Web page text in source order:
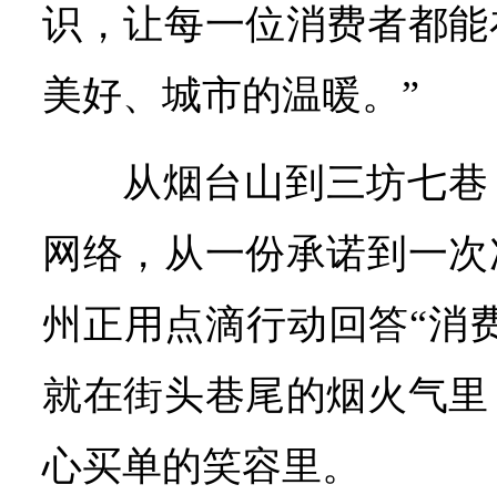
识，让每一位消费者都
美好、城市的温暖。”
从烟台山到三坊七
网络，从一份承诺到一
州正用点滴行动回答“消
就在街头巷尾的烟火气
心买单的笑容里。